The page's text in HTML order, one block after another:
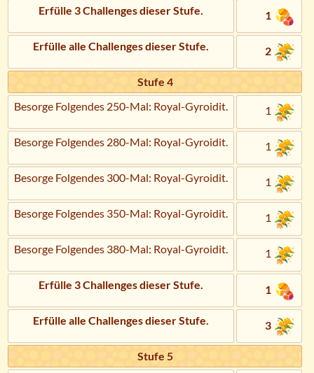
Erfülle 3 Challenges dieser Stufe. 1
Erfülle alle Challenges dieser Stufe. 2
Stufe 4
Besorge Folgendes 250-Mal: Royal-Gyroidit.
1
Besorge Folgendes 280-Mal: Royal-Gyroidit. 1
Besorge Folgendes 300-Mal: Royal-Gyroidit. 1
Besorge Folgendes 350-Mal: Royal-Gyroidit. 1
Besorge Folgendes 380-Mal: Royal-Gyroidit. 1
Erfülle 3 Challenges dieser Stufe. 1
Erfülle alle Challenges dieser Stufe. 3
Stufe 5